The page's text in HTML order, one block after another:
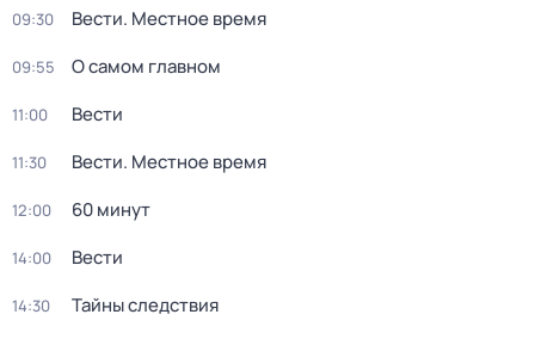
09:30 Вести. Местное время
09:55 О самом главном
11:00 Вести
11:30 Вести. Местное время
12:00 60 минут
14:00 Вести
14:30 Тайны следствия